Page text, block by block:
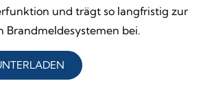
und trägt so langfristig zur
Brandmeldesystemen bei.